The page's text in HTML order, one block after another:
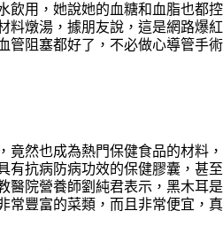
飲用，她說她的血糖和血脂也都
料燉湯，據朋友說，這是網路爆
管阻塞都好了，不必做心導管手
竟然也成為熱門保健食品的材料
有抗病防病功效的保健膠囊，甚
醫院營養師劉純君表示，黑木耳
常豐富的菜類，而且非常便宜，